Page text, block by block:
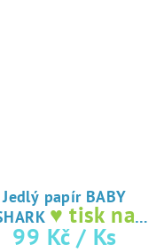
Jedlý papír BABY
♥ tisk na
jedlý papír
99 Kč / Ks